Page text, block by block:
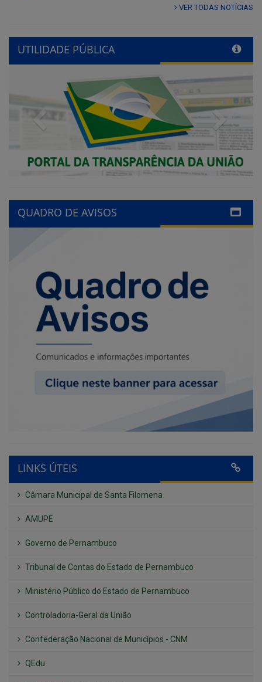
VER TODAS NOTÍCIAS
UTILIDADE PÚBLICA
Previous Next
QUADRO DE AVISOS
LINKS ÚTEIS
Câmara Municipal de Santa Filomena
AMUPE
Governo de Pernambuco
Tribunal de Contas do Estado de Pernambuco
Ministério Público do Estado de Pernambuco
Controladoria-Geral da União
Confederação Nacional de Municípios - CNM
QEdu